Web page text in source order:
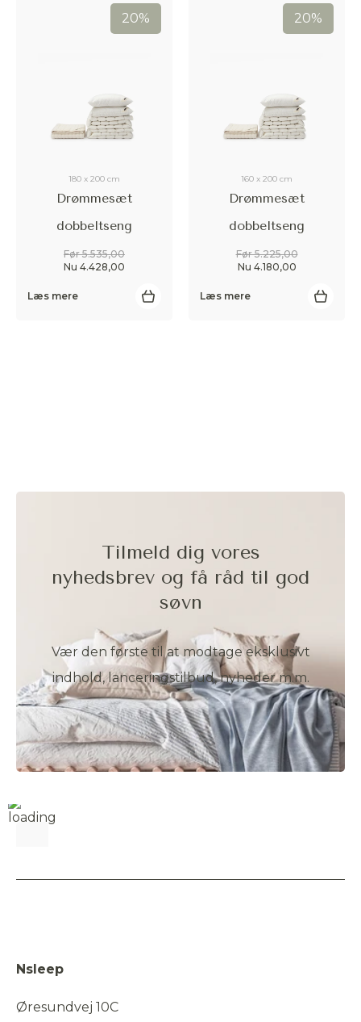
20%
180 x 200 cm
Drømmesæt
dobbeltseng
Før 5.535,00
Nu 4.428,00
Læs mere
20%
160 x 200 cm
Drømmesæt
dobbeltseng
Før 5.225,00
Nu 4.180,00
Læs mere
Tilmeld dig vores
nyhedsbrev og få råd til god
søvn
Vær den første til at modtage eksklusivt
indhold, lanceringstilbud, nyheder m.m.
Nsleep
Øresundvej 10C